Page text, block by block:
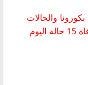
جديدة بكورونا والحالات
المسجلة تصل لـ 1699 حالة.. ووفاة 15 حالة اليوم